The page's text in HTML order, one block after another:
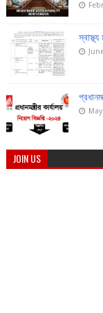
JOIN US